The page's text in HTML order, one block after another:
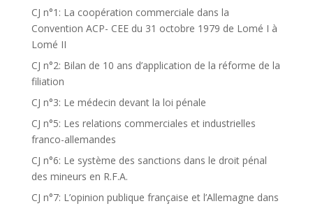
CJ n°1: La coopération commerciale dans la
Convention ACP- CEE du 31 octobre 1979 de Lomé I à
Lomé II
CJ n°2: Bilan de 10 ans d’application de la réforme de la
filiation
CJ n°3: Le médecin devant la loi pénale
CJ n°5: Les relations commerciales et industrielles
franco-allemandes
CJ n°6: Le système des sanctions dans le droit pénal
des mineurs en R.F.A.
CJ n°7: L’opinion publique française et l’Allemagne dans